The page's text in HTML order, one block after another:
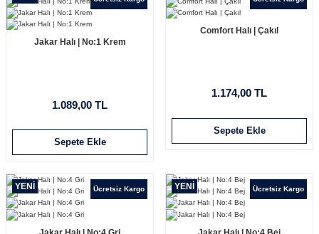
Jakar Halı | No:1 Krem
1.089,00 TL
Sepete Ekle
Comfort Halı | Çakıl
1.174,00 TL
Sepete Ekle
YENİ Ücretsiz Kargo YENİ Ücretsiz Kargo